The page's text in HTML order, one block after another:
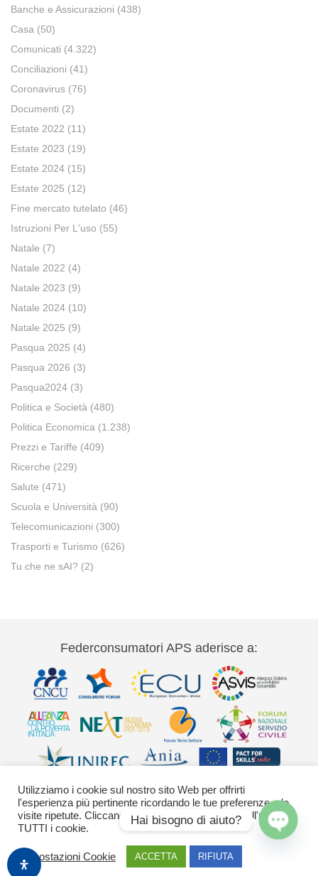
Banche e Assicurazioni (438)
Casa (50)
Comunicati (4.322)
Conciliazioni (41)
Coronavirus (76)
Documenti (2)
Estate 2022 (11)
Estate 2023 (19)
Estate 2024 (15)
Estate 2025 (12)
Fine mercato tutelato (46)
Istruzioni Per L'uso (55)
Natale (7)
Natale 2022 (4)
Natale 2023 (9)
Natale 2024 (10)
Natale 2025 (9)
Pasqua 2025 (4)
Pasqua 2026 (3)
Pasqua2024 (3)
Politica e Società (480)
Politica Economica (1.238)
Prezzi e Tariffe (409)
Ricerche (229)
Salute (471)
Scuola e Università (90)
Telecomunicazioni (300)
Trasporti e Turismo (626)
Tu che ne sAI? (2)
Federconsumatori APS aderisce a:
Via Palestro 11 00185 Roma - tel 06
42020755-9 federconsumatori@federconsumatori.it Ufficio stampa tel: 06
42020755 ufficiostampa@federconsumatori.it -Cookies Policy
Utilizziamo i cookie sul nostro sito Web per offrirti
l'esperienza più pertinente ricordando le tue preferenze e le
visite ripetute. Cliccando su "Accetta" acconsenti all'uso di
TUTTI i cookie.
Impostazioni Cookie ACCETTA RIFIUTA
Hai bisogno di aiuto?